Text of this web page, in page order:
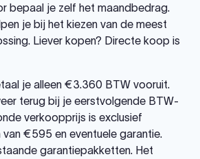
bepaal je zelf het maandbedrag.
je bij het kiezen van de meest
Liever kopen? Directe koop is
je alleen €3.360 BTW vooruit.
terug bij je eerstvolgende BTW-
verkoopprijs is exclusief
€595 en eventuele garantie.
garantiepakketten. Het